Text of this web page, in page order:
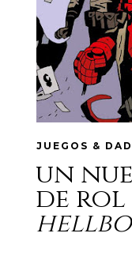
JUEGOS &
un
de rol